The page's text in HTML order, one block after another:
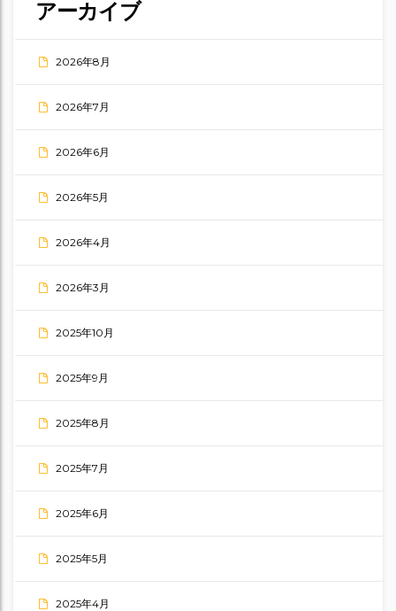
アーカイブ
2026年8月
2026年7月
2026年6月
2026年5月
2026年4月
2026年3月
2025年10月
2025年9月
2025年8月
2025年7月
2025年6月
2025年5月
2025年4月